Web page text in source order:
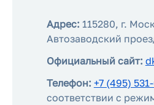
Адрес: 115280, г.
Автозаводский
Официальный сайт:
Телефон: +7 (495)
соответствии с